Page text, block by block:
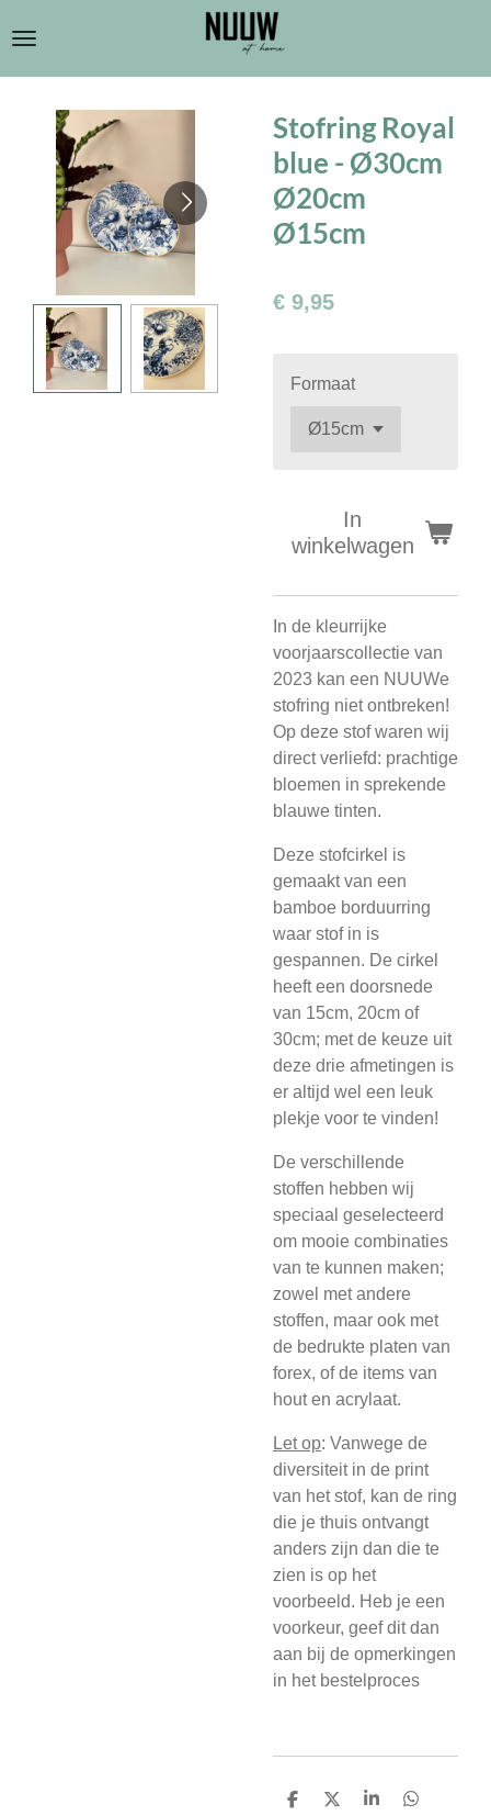
direct
naar
hoofdinhoud
Stofring Royal
blue - Ø30cm
Ø20cm
Ø15cm
€ 9,95
Formaat
In
winkelwagen
In de kleurrijke
voorjaarscollectie van
2023 kan een NUUWe
stofring niet ontbreken!
Op deze stof waren wij
direct verliefd: prachtige
bloemen in sprekende
blauwe tinten.
Deze stofcirkel is
gemaakt van een
bamboe borduurring
waar stof in is
gespannen. De cirkel
heeft een doorsnede
van 15cm, 20cm of
30cm; met de keuze uit
deze drie afmetingen is
er altijd wel een leuk
plekje voor te vinden!
De verschillende
stoffen hebben wij
speciaal geselecteerd
om mooie combinaties
van te kunnen maken;
zowel met andere
stoffen, maar ook met
de bedrukte platen van
forex, of de items van
hout en acrylaat.
Let op: Vanwege de
diversiteit in de print
van het stof, kan de ring
die je thuis ontvangt
anders zijn dan die te
zien is op het
voorbeeld. Heb je een
voorkeur, geef dit dan
aan bij de opmerkingen
in het bestelproces
D
D
S
D